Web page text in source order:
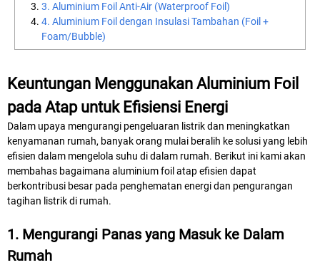
3. Aluminium Foil Anti-Air (Waterproof Foil)
4. Aluminium Foil dengan Insulasi Tambahan (Foil +
Foam/Bubble)
Keuntungan Menggunakan Aluminium Foil
pada Atap untuk Efisiensi Energi
Dalam upaya mengurangi pengeluaran listrik dan meningkatkan
kenyamanan rumah, banyak orang mulai beralih ke solusi yang lebih
efisien dalam mengelola suhu di dalam rumah. Berikut ini kami akan
membahas bagaimana aluminium foil atap efisien dapat
berkontribusi besar pada penghematan energi dan pengurangan
tagihan listrik di rumah.
1. Mengurangi Panas yang Masuk ke Dalam
Rumah